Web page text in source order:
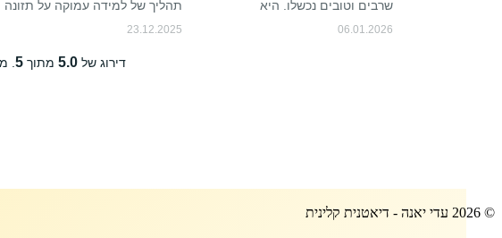
©
2026 עדי יאנה - דיאטנית קלינית